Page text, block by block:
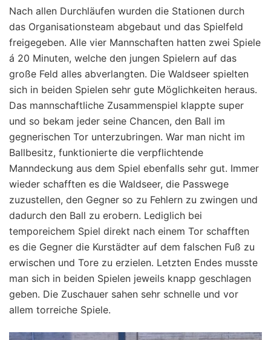
Nach allen Durchläufen wurden die Stationen durch
das Organisationsteam abgebaut und das Spielfeld
freigegeben. Alle vier Mannschaften hatten zwei Spiele
á 20 Minuten, welche den jungen Spielern auf das
große Feld alles abverlangten. Die Waldseer spielten
sich in beiden Spielen sehr gute Möglichkeiten heraus.
Das mannschaftliche Zusammenspiel klappte super
und so bekam jeder seine Chancen, den Ball im
gegnerischen Tor unterzubringen. War man nicht im
Ballbesitz, funktionierte die verpflichtende
Manndeckung aus dem Spiel ebenfalls sehr gut. Immer
wieder schafften es die Waldseer, die Passwege
zuzustellen, den Gegner so zu Fehlern zu zwingen und
dadurch den Ball zu erobern. Lediglich bei
temporeichem Spiel direkt nach einem Tor schafften
es die Gegner die Kurstädter auf dem falschen Fuß zu
erwischen und Tore zu erzielen. Letzten Endes musste
man sich in beiden Spielen jeweils knapp geschlagen
geben. Die Zuschauer sahen sehr schnelle und vor
allem torreiche Spiele.